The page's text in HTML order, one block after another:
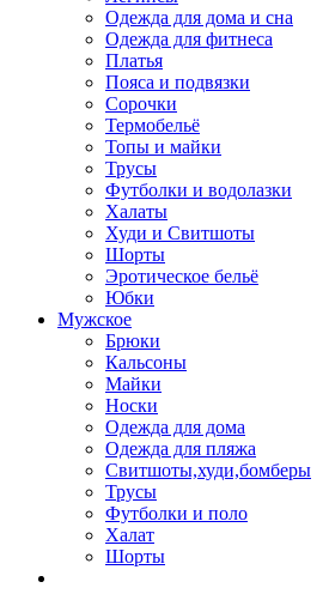
Одежда для дома и сна
Одежда для фитнеса
Платья
Пояса и подвязки
Сорочки
Термобельё
Топы и майки
Трусы
Футболки и водолазки
Халаты
Худи и Свитшоты
Шорты
Эротическое бельё
Юбки
Мужское
Брюки
Кальсоны
Майки
Носки
Одежда для дома
Одежда для пляжа
Свитшоты,худи,бомберы
Трусы
Футболки и поло
Халат
Шорты